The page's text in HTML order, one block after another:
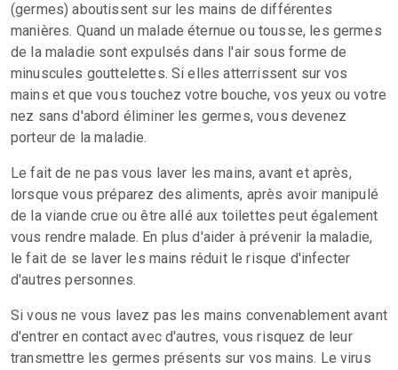
(germes) aboutissent sur les mains de différentes
manières. Quand un malade éternue ou tousse, les germes
de la maladie sont expulsés dans l'air sous forme de
minuscules gouttelettes. Si elles atterrissent sur vos
mains et que vous touchez votre bouche, vos yeux ou votre
nez sans d'abord éliminer les germes, vous devenez
porteur de la maladie.
Le fait de ne pas vous laver les mains, avant et après,
lorsque vous préparez des aliments, après avoir manipulé
de la viande crue ou être allé aux toilettes peut également
vous rendre malade. En plus d'aider à prévenir la maladie,
le fait de se laver les mains réduit le risque d'infecter
d'autres personnes.
Si vous ne vous lavez pas les mains convenablement avant
d'entrer en contact avec d'autres, vous risquez de leur
transmettre les germes présents sur vos mains. Le virus